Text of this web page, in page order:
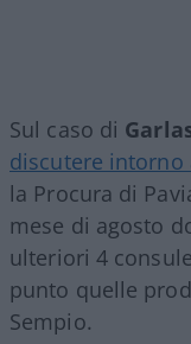
Sul caso di
discutere intorno
la Procura di
mese di agosto
ulteriori 4
punto quelle
Sempio.